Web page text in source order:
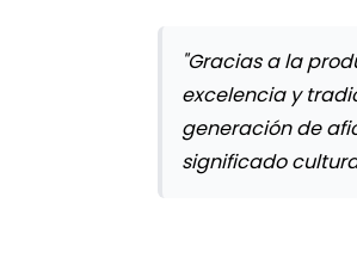
"Gracias a la
excelencia y
generación de
significado